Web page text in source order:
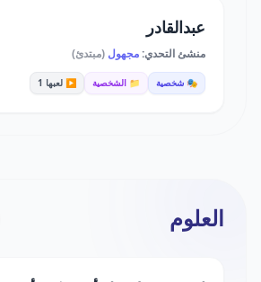
عبدالقادر
منشئ التحدي:مجهول (مبتدئ)
🎭 شخصية 📁 الشخصية ▶️ لعبها 1
العلوم